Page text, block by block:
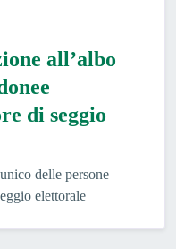
all’albo
di seggio
delle persone
elettorale